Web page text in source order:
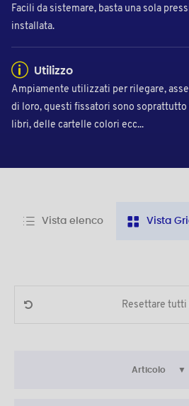
Facili da sistemare, basta una sola
installata.
Utilizzo
Ampiamente utilizzati per rilegare,
di loro, questi fissatori sono
libri, delle cartelle colori ecc...
Vista elenco Vista
Resettare
Articolo